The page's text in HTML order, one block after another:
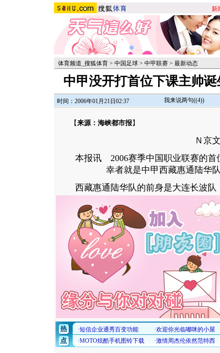
新
体育频道_搜狐体育 > 中国足球 > 中甲联赛 > 最新动态
中甲没开打首位下课主帅
时间：2006年01月21日02:37 我来说两句((4))
【来源：海峡都市报】
Ｎ京
本报讯 2006赛季中国职业联赛的首
幸者就是中甲西藏惠通陆华
西藏惠通陆华队的前身是大连长波队